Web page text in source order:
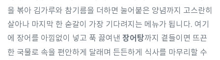
을 볶아 김가루와 참기름을 더하면 눌어붙은 양념까지 고스란히
살아나 마지막 한 숟갈이 가장 기다려지는 메뉴가 됩니다. 여기
에 장어를 아낌없이 넣고 푹 끓여낸 장어탕까지 곁들이면 뜨끈
한 국물로 속을 편안하게 달래며 든든하게 식사를 마무리할 수